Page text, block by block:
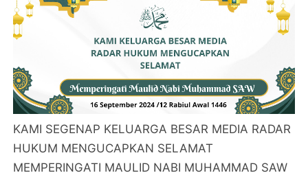
KAMI SEGENAP KELUARGA BESAR MEDIA RADAR
HUKUM MENGUCAPKAN SELAMAT
MEMPERINGATI MAULID NABI MUHAMMAD SAW